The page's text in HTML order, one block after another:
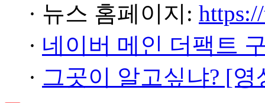
· 뉴스 홈페이지:
· 네이버 메인 더팩트
· 그곳이 알고싶냐? [